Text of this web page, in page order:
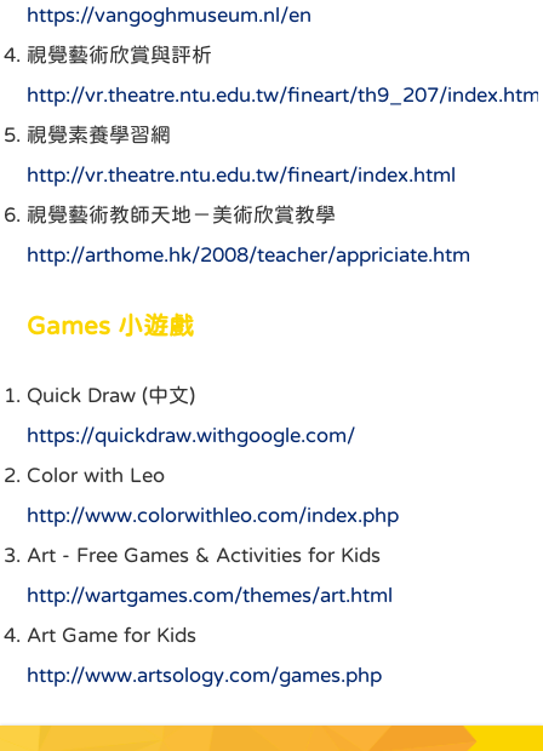
https://vangoghmuseum.nl/en
視覺藝術欣賞與評析
http://vr.theatre.ntu.edu.tw/fineart/th9_207/
視覺素養學習網
http://vr.theatre.ntu.edu.tw/fineart/index.html
視覺藝術教師天地－美術欣賞教學
http://arthome.hk/2008/teacher/appriciate.htm
Games 小遊戲
Quick Draw (中文)
https://quickdraw.withgoogle.com/
Color with Leo
http://www.colorwithleo.com/index.php
Art - Free Games & Activities for Kids
http://wartgames.com/themes/art.html
Art Game for Kids
http://www.artsology.com/games.php